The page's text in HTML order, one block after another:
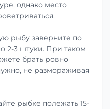
однако место
рыбу заверните по
2-3 штуки. При таком
брать ровно
не размораживая
рыбке полежать 15-